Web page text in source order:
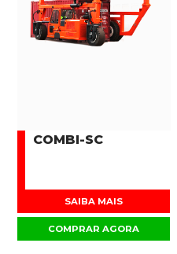
COMBI-SC
SAIBA MAIS
COMPRAR AGORA